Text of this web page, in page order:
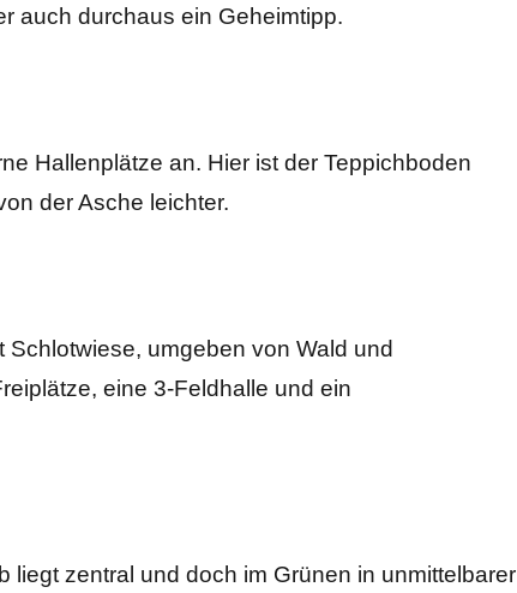
auch durchaus ein Geheimtipp.
Hallenplätze an. Hier ist der Teppichboden
der Asche leichter.
umgeben von Wald und
eine 3-Feldhalle und ein
liegt zentral und doch im Grünen in unmittelbarer